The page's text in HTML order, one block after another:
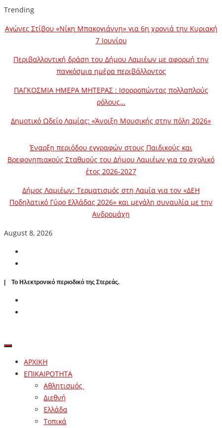
Trending
Αγώνες Στίβου «Νίκη Μπακογιάννη» για 6η χρονιά την Κυριακή
7 Ιουνίου
Περιβαλλοντική δράση του Δήμου Λαμιέων με αφορμή την
παγκόσμια ημέρα περιβάλλοντος
ΠΑΓΚΟΣΜΙΑ ΗΜΕΡΑ ΜΗΤΕΡΑΣ : Ισορροπώντας πολλαπλούς
ρόλους…
Δημοτικό Ωδείο Λαμίας: «Άνοιξη Μουσικής στην πόλη 2026»
Έναρξη περιόδου εγγραφών στους Παιδικούς και
Βρεφονηπιακούς Σταθμούς του Δήμου Λαμιέων για το σχολικό
έτος 2026-2027
Δήμος Λαμιέων: Τερματισμός στη Λαμία για τον «ΔΕΗ
Ποδηλατικό Γύρο Ελλάδας 2026» και μεγάλη συναυλία με την
Ανδρομάχη
August 8, 2026
| To Ηλεκτρονικό περιοδικό της Στερεάς.
ΑΡΧΙΚΗ
ΕΠΙΚΑΙΡΟΤΗΤΑ
Αθλητισμός
Διεθνή
Ελλάδα
Τοπικά